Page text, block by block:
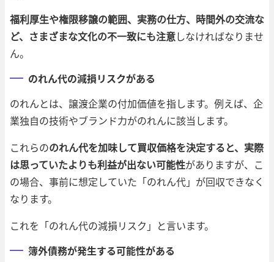
福利厚生や権限移譲の範囲、実務の仕方、時間外の交流な
ど、さまざまな文化の不一致にも注意しなければなりませ
ん。
のれん代の減損リスクがある
のれんとは、譲渡企業の付加価値を指します。例えば、企
業独自の技術やブランド力がのれんに該当します。
これらののれん代を加味して買収価格を決定すると、実際
は思っていたよりも利益が出ない可能性がありますが、こ
の場合、事前に想定していた「のれん代」が回収できなく
なります。
これを「のれん代の減損リスク」と言います。
簿外債務が発生する可能性がある